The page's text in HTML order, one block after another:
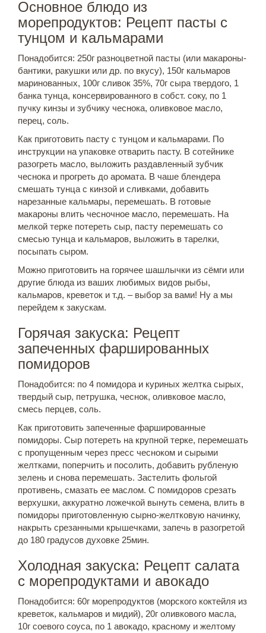
Основное блюдо из
морепродуктов: Рецепт пасты с
тунцом и кальмарами
Понадобится: 250г разноцветной пасты (или макароны-
бантики, ракушки или др. по вкусу), 150г кальмаров
маринованных, 100г сливок 35%, 70г сыра твердого, 1
банка тунца, консервированного в собст. соку, по 1
пучку кинзы и зубчику чеснока, оливковое масло,
перец, соль.
Как приготовить пасту с тунцом и кальмарами. По
инструкции на упаковке отварить пасту. В сотейнике
разогреть масло, выложить раздавленный зубчик
чеснока и прогреть до аромата. В чаше блендера
смешать тунца с кинзой и сливками, добавить
нарезанные кальмары, перемешать. В готовые
макароны влить чесночное масло, перемешать. На
мелкой терке потереть сыр, пасту перемешать со
смесью тунца и кальмаров, выложить в тарелки,
посыпать сыром.
Можно приготовить на горячее шашлычки из сёмги или
другие блюда из ваших любимых видов рыбы,
кальмаров, креветок и т.д. – выбор за вами! Ну а мы
перейдем к закускам.
Горячая закуска: Рецепт
запеченных фаршированных
помидоров
Понадобится: по 4 помидора и куриных желтка сырых,
твердый сыр, петрушка, чеснок, оливковое масло,
смесь перцев, соль.
Как приготовить запеченные фаршированные
помидоры. Сыр потереть на крупной терке, перемешать
с пропущенным через пресс чесноком и сырыми
желтками, поперчить и посолить, добавить рубленую
зелень и снова перемешать. Застелить фольгой
противень, смазать ее маслом. С помидоров срезать
верхушки, аккуратно ложечкой вынуть семена, влить в
помидоры приготовленную сырно-желтковую начинку,
накрыть срезанными крышечками, запечь в разогретой
до 180 градусов духовке 25мин.
Холодная закуска: Рецепт салата
с морепродуктами и авокадо
Понадобится: 60г морепродуктов (морского коктейля из
креветок, кальмаров и мидий), 20г оливкового масла,
10г соевого соуса, по 1 авокадо, красному и желтому